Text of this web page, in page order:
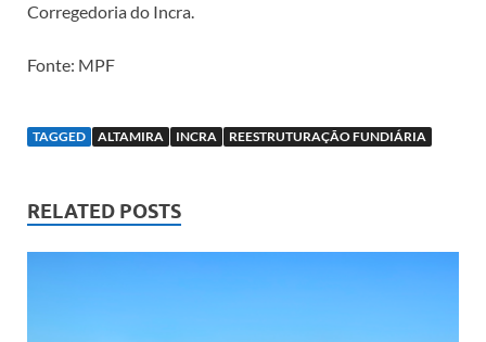
Corregedoria do Incra.
Fonte: MPF
TAGGED ALTAMIRA INCRA REESTRUTURAÇÃO FUNDIÁRIA
RELATED POSTS